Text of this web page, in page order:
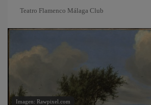
Teatro Flamenco Málaga Club
Imagen: Rawpixel.com